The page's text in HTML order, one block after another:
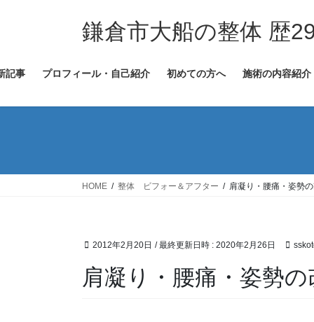
ツ
ス
シ
ン
鎌倉市大船の整体 歴
記事 プロフィール・自己紹介 初めての方へ 施術の内容紹介
HOME 整体 ビフォー＆アフター 肩凝り・腰痛・姿勢
2012年2月20日 / 最終更新日時 : 2020年2月26日
肩凝り・腰痛・姿勢